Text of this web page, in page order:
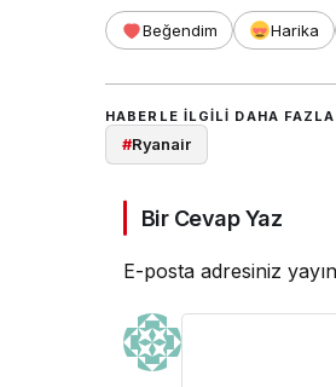
Beğendim Harika
HABERLE ILGILI DAHA
#Ryanair
Bir Cevap Yaz
E-posta adresiniz